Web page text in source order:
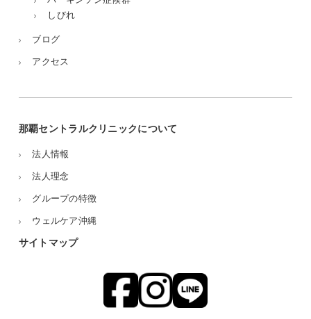
しびれ
ブログ
アクセス
那覇セントラルクリニックについて
法人情報
法人理念
グループの特徴
ウェルケア沖縄
サイトマップ